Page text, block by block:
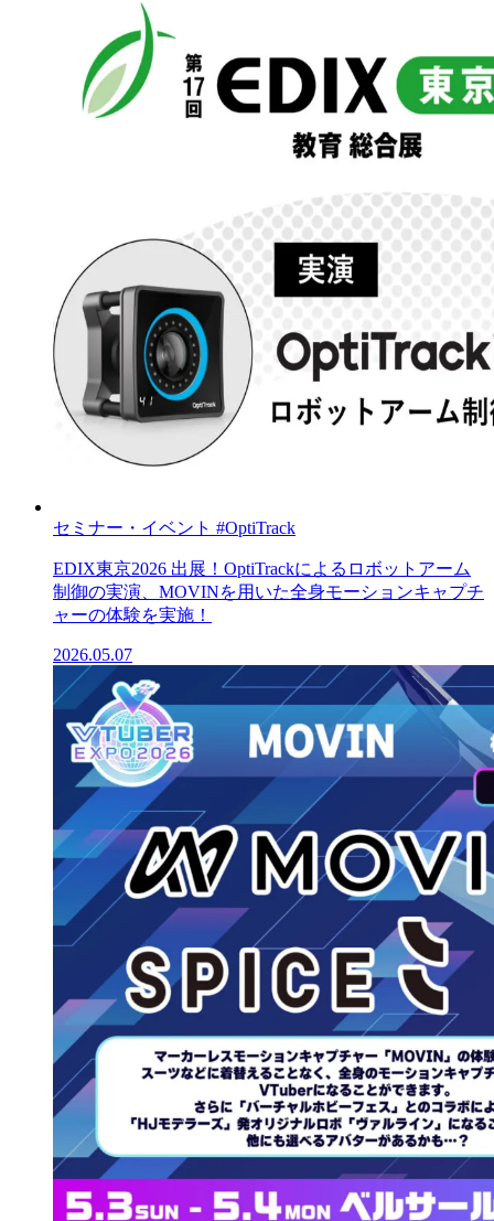
セミナー・イベント #OptiTrack
EDIX東京2026 出展！OptiTrackによるロボットアーム
制御の実演、MOVINを用いた全身モーションキャプチ
ャーの体験を実施！
2026.05.07